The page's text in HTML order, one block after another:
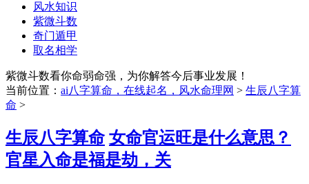
风水知识
紫微斗数
奇门遁甲
取名相学
紫微斗数看你命弱命强，为你解答今后事业发展！
当前位置： ai八字算命，在线起名，风水命理网 > 生辰八字算
命 >
生辰八字算命 女命官运旺是什么意思？
官星入命是福是劫，关